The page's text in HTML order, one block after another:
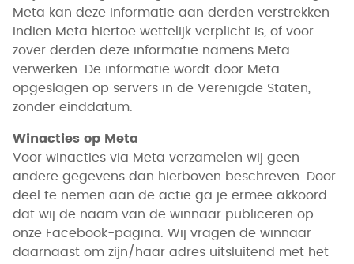
Meta kan deze informatie aan derden verstrekken
indien Meta hiertoe wettelijk verplicht is, of voor
zover derden deze informatie namens Meta
verwerken. De informatie wordt door Meta
opgeslagen op servers in de Verenigde Staten,
zonder einddatum.
Winacties op Meta
Voor winacties via Meta verzamelen wij geen
andere gegevens dan hierboven beschreven. Door
deel te nemen aan de actie ga je ermee akkoord
dat wij de naam van de winnaar publiceren op
onze Facebook-pagina. Wij vragen de winnaar
daarnaast om zijn/haar adres uitsluitend met het